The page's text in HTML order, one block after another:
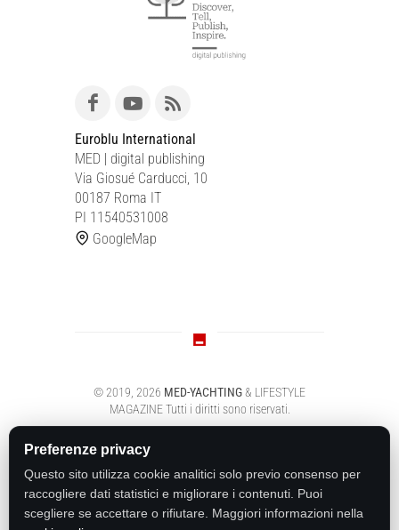
Euroblu International
MED | digital publishing
Via Giosué Carducci, 10
00187 Roma IT
PI 11540531008
GoogleMap
© 2019, 2026 MED-YACHTING& LIFESTYLE
MAGAZINETutti i diritti sono riservati.
Preferenze privacy
Questo sito utilizza cookie analitici solo previo consenso per
raccogliere dati statistici e migliorare i contenuti. Puoi
scegliere se accettare o rifiutare. Maggiori informazioni nella